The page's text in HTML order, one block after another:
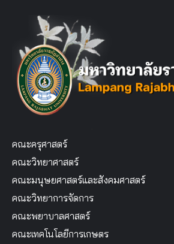
คณะครุศาสตร์
คณะวิทยาศาสตร์
คณะมนุษยศาสตร์และสังคมศาสตร์
คณะวิทยาการจัดการ
คณะพยาบาลศาสตร์
คณะเทคโนโลยีการเกษตร